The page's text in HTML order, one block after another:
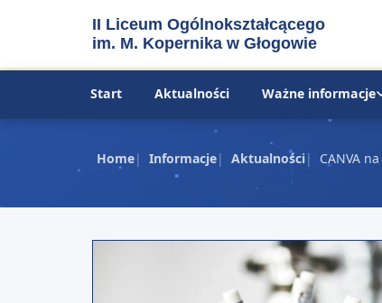
II Liceum Ogólnokształcącego
im. M. Kopernika w Głogowie
Start Aktualności Ważne informacje
Home Informacje Aktualności CANVA